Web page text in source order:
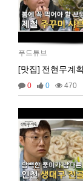
21 해목 논현
22
23 고기준 (토
25 애리아 (나
26 피규어뮤
푸드튜브
[맛집] 전현무계
0 0 470
마스터욱
초단위
비회원rs68c0ijkc5rlcc0q4euob9mt5
선생님,
마스터욱
마스터욱